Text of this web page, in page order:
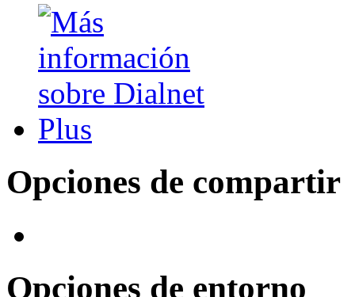
Opciones de compartir
Opciones de entorno